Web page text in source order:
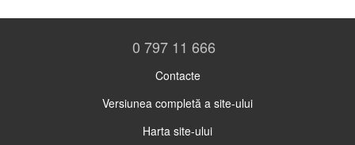
0 797 11 666
Contacte
Versiunea completă a site-ului
Harta site-ului